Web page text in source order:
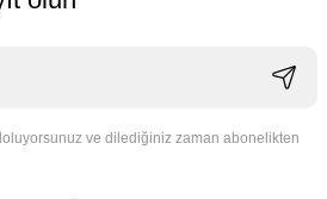
ve dilediğiniz zaman abonelikten